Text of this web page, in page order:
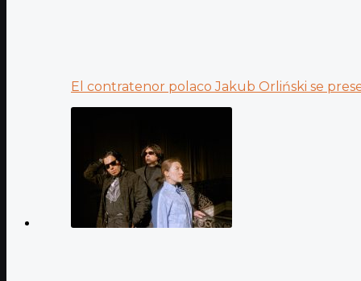
El contratenor polaco Jakub Orliński se